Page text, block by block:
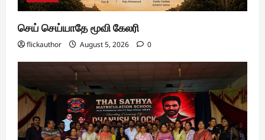
செய் செய்யாதே மூவி கேலரி
flickauthor August 5, 2026 0